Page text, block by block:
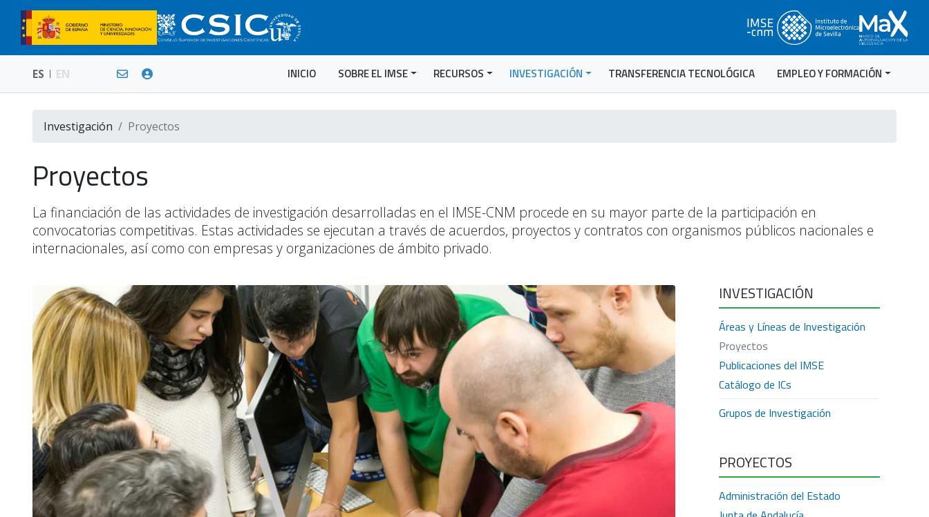
ES EN INICIO SOBRE EL IMSE RECURSOS INVESTIGACIÓN TRANSFERENCIA TECNOLÓGICA EMPLEO Y FORMACIÓN
Investigación Proyectos
Proyectos
La financiación de las actividades de investigación desarrolladas en el IMSE-CNM procede en su mayor parte de la participación en
convocatorias competitivas. Estas actividades se ejecutan a través de acuerdos, proyectos y contratos con organismos públicos nacionales e
internacionales, así como con empresas y organizaciones de ámbito privado.
INVESTIGACIÓN
Áreas y Líneas de Investigación
Proyectos
Publicaciones del IMSE
Catálogo de ICs
Grupos de Investigación
PROYECTOS
Administración del Estado